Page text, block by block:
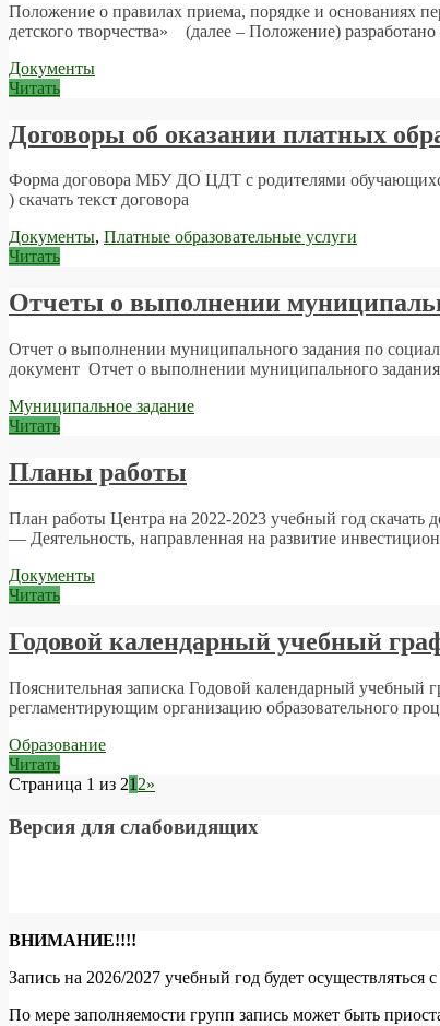
Положение о правилах приема, порядке и основаниях
детского творчества» (далее – Положение)
Документы
Читать
Договоры об оказании платных
Форма договора МБУ ДО ЦДТ с родителями
) скачать текст договора
Документы, Платные образовательные услуги
Читать
Отчеты о выполнении
Отчет о выполнении муниципального задания по
документ Отчет о выполнении муниципального
Муниципальное задание
Читать
Планы работы
План работы Центра на 2022-2023 учебный год
— Деятельность, направленная на развитие
Документы
Читать
Годовой календарный учебный
Пояснительная записка Годовой календарный учебный
регламентирующим организацию образовательного
Образование
Читать
Страница 1 из 21 2»
Версия для слабовидящих
ВНИМАНИЕ!!!!
Запись на 2026/2027 учебный год будет
По мере заполняемости групп запись может быть